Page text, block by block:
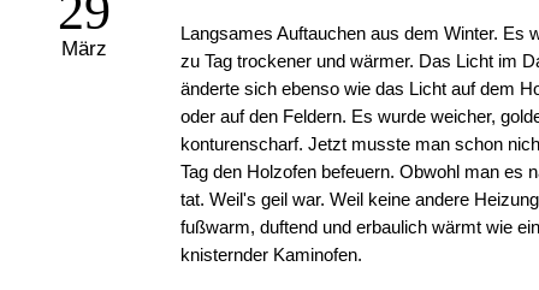
März
Langsames Auftauchen aus dem Winter. Es
zu Tag trockener und wärmer. Das Licht im
änderte sich ebenso wie das Licht auf dem
oder auf den Feldern. Es wurde weicher,
konturenscharf. Jetzt musste man schon
Tag den Holzofen befeuern. Obwohl man es
tat. Weil's geil war. Weil keine andere
fußwarm, duftend und erbaulich wärmt wie
knisternder Kaminofen.